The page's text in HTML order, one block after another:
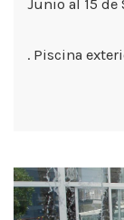
Junio al 15 de
. Piscina